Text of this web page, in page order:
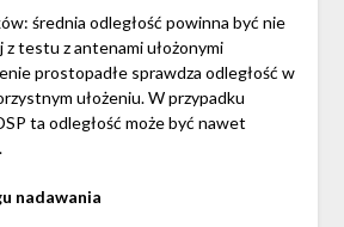
średnia odległość powinna być nie
z testu z antenami ułożonymi
prostopadłe sprawdza odległość w
ułożeniu. W przypadku
ta odległość może być nawet
nadawania